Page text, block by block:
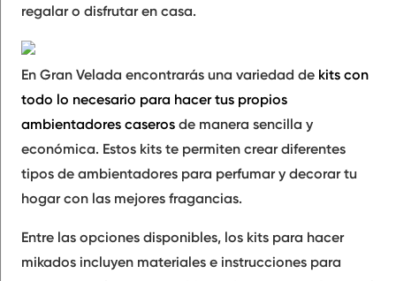
regalar o disfrutar en casa.
En Gran Velada encontrarás una variedad de kits con
todo lo necesario para hacer tus propios
ambientadores caseros de manera sencilla y
económica. Estos kits te permiten crear diferentes
tipos de ambientadores para perfumar y decorar tu
hogar con las mejores fragancias.
Entre las opciones disponibles, los kits para hacer
mikados incluyen materiales e instrucciones para